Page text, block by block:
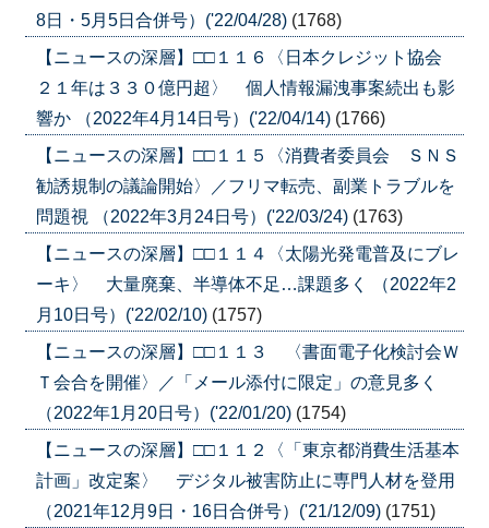
8日・5月5日合併号）('22/04/28) (1768)
【ニュースの深層】□□１１６〈日本クレジット協会
２１年は３３０億円超〉 個人情報漏洩事案続出も影
響か （2022年4月14日号）('22/04/14) (1766)
【ニュースの深層】□□１１５〈消費者委員会 ＳＮＳ
勧誘規制の議論開始〉／フリマ転売、副業トラブルを
問題視 （2022年3月24日号）('22/03/24) (1763)
【ニュースの深層】□□１１４〈太陽光発電普及にブレ
ーキ〉 大量廃棄、半導体不足…課題多く （2022年2
月10日号）('22/02/10) (1757)
【ニュースの深層】□□１１３ 〈書面電子化検討会Ｗ
Ｔ会合を開催〉／「メール添付に限定」の意見多く
（2022年1月20日号）('22/01/20) (1754)
【ニュースの深層】□□１１２〈「東京都消費生活基本
計画」改定案〉 デジタル被害防止に専門人材を登用
（2021年12月9日・16日合併号）('21/12/09) (1751)